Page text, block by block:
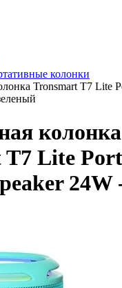
колонки
Tronsmart T7 Lite
колонка
Lite
24W